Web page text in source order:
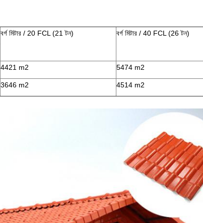
বর্গ মিটার / 20 FCL (21 টন) বর্গ মিটার / 40 FCL (26 টন)
4421 m2 5474 m2
3646 m2 4514 m2